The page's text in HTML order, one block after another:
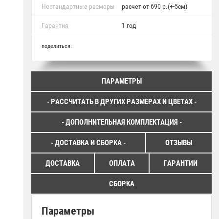
Нестандартные размеры расчет от 690 р.(+-5см)
Гарантия 1 год
поделиться:
ПАРАМЕТРЫ
- РАССЧИТАТЬ В ДРУГИХ РАЗМЕРАХ И ЦВЕТАХ -
- ДОПОЛНИТЕЛЬНАЯ КОМПЛЕКТАЦИЯ -
- ДОСТАВКА И СБОРКА - ОТЗЫВЫ
ДОСТАВКА ОПЛАТА ГАРАНТИИ
СБОРКА
Параметры